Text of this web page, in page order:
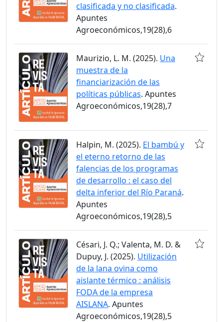
clasificada y no clasificada.
Apuntes
Agroeconómicos,19(28),6
Maurizio, L. M. (2025). Una
muestra de la
financiarización de las
políticas públicas. Apuntes
Agroeconómicos,19(28),7
Halpin, M. (2025). El bambú y
el eterno retorno de las
falencias de los programas
de desarrollo : el caso del
delta inferior del Río Paraná.
Apuntes
Agroeconómicos,19(28),5
Césari, J. Q.; Valenta, M. D. &
Dupuy, J. (2025). Utilización
de la lana ovina como
aislante térmico : análisis
FODA de la empresa
AISLANA. Apuntes
Agroeconómicos,19(28),5